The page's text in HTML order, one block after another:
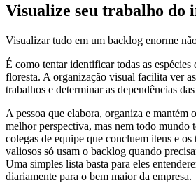
Visualize seu trabalho do
Visualizar tudo em um backlog enorme
É como tentar identificar todas as espécies
floresta. A organização visual facilita ver
trabalhos e determinar as dependências
A pessoa que elabora, organiza e mantém
melhor perspectiva, mas nem todo mundo
colegas de equipe que concluem itens e
valiosos só usam o backlog quando
Uma simples lista basta para eles
diariamente para o bem maior da empresa.